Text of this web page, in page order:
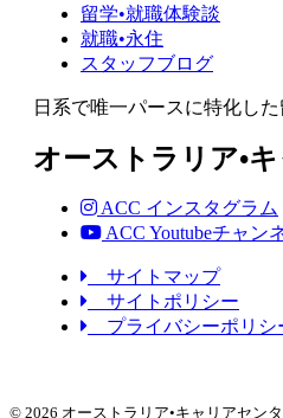
留学•就職体験談
就職•永住
スタッフブログ
日系で唯一パースに特化し
オーストラリア•
ACC インスタグラム
ACC Youtubeチャン
サイトマップ
サイトポリシー
プライバシーポリシ
© 2026 オーストラリア•キャリアセン